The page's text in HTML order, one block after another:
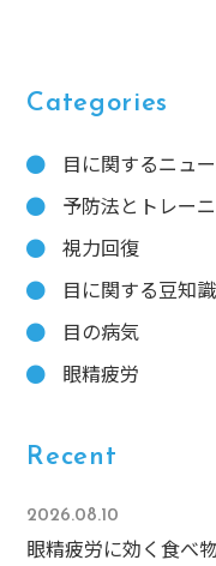
Categories
目に関するニュ
予防法とトレー
視力回復
目に関する豆知識
目の病気
眼精疲労
Recent
2026.08.10
眼精疲労に効く食べ